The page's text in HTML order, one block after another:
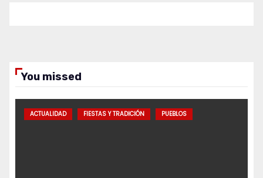
You missed
ACTUALIDAD FIESTAS Y TRADICIÓN PUEBLOS